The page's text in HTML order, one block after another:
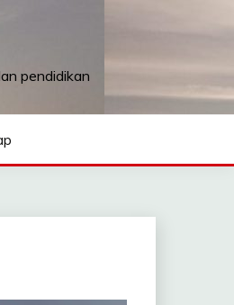
pendidikan